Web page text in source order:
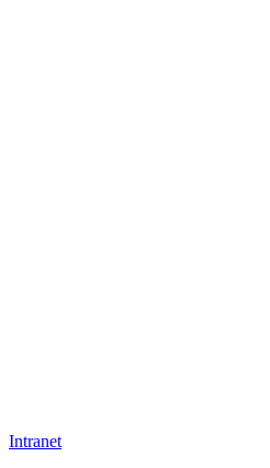
Intranet